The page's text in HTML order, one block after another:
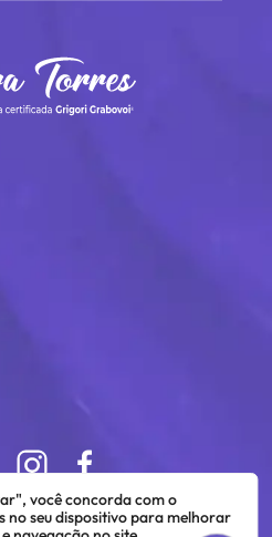
você concorda com o
no seu dispositivo para melhorar